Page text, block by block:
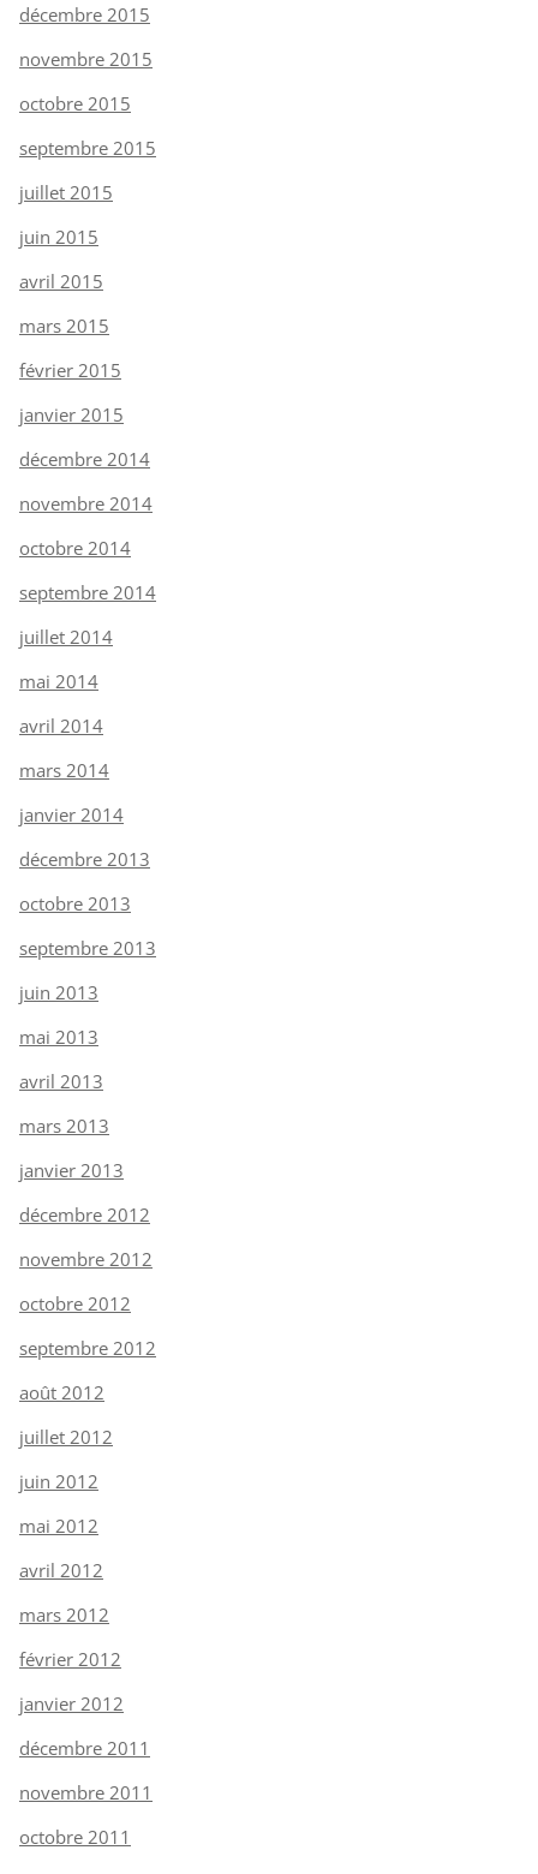
décembre 2015
novembre 2015
octobre 2015
septembre 2015
juillet 2015
juin 2015
avril 2015
mars 2015
février 2015
janvier 2015
décembre 2014
novembre 2014
octobre 2014
septembre 2014
juillet 2014
mai 2014
avril 2014
mars 2014
janvier 2014
décembre 2013
octobre 2013
septembre 2013
juin 2013
mai 2013
avril 2013
mars 2013
janvier 2013
décembre 2012
novembre 2012
octobre 2012
septembre 2012
août 2012
juillet 2012
juin 2012
mai 2012
avril 2012
mars 2012
février 2012
janvier 2012
décembre 2011
novembre 2011
octobre 2011